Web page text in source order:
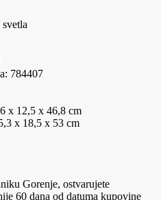
784407
x 12,5 x 46,8 cm
x 18,5 x 53 cm
Gorenje, ostvarujete
60 dana od datuma kupovine